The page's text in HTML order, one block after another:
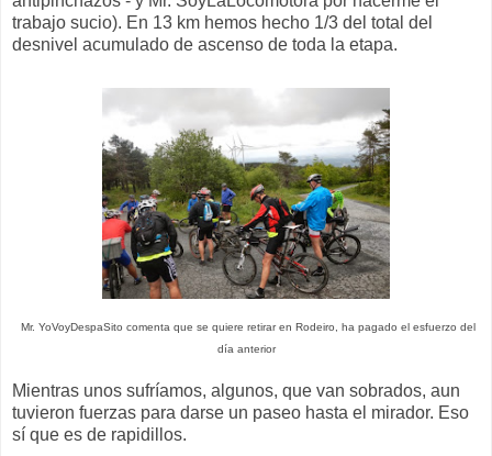
trabajo sucio). En 13 km hemos hecho 1/3 del total del
desnivel acumulado de ascenso de toda la etapa.
Mr. YoVoyDespaSito comenta que se quiere retirar en Rodeiro, ha pagado el esfuerzo del
día anterior
Mientras unos sufríamos, algunos, que van sobrados, aun
tuvieron fuerzas para darse un paseo hasta el mirador. Eso
sí que es de rapidillos.